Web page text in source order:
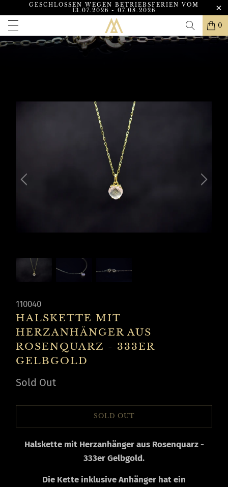
GESCHLOSSEN WEGEN BETRIEBSFERIEN VOM
13.07.2026 - 07.08.2026
0
110040
HALSKETTE MIT
HERZANHÄNGER AUS
ROSENQUARZ - 333ER
GELBGOLD
Sold Out
SOLD OUT
Halskette mit Herzanhänger aus Rosenquarz -
333er Gelbgold.
Die Kette inklusive Anhänger hat ein